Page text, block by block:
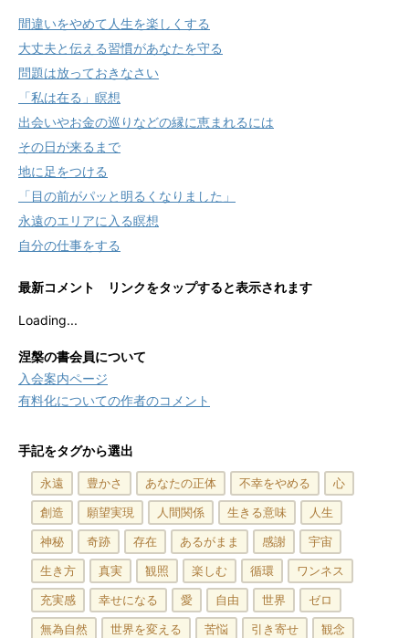
間違いをやめて人生を楽しくする
大丈夫と伝える習慣があなたを守る
問題は放っておきなさい
「私は在る」瞑想
出会いやお金の巡りなどの縁に恵まれるには
その日が来るまで
地に足をつける
「目の前がパッと明るくなりました」
永遠のエリアに入る瞑想
自分の仕事をする
最新コメント リンクをタップすると表示されます
Loading...
涅槃の書会員について
入会案内ページ
有料化についての作者のコメント
手記をタグから選出
永遠 豊かさ あなたの正体 不幸をやめる
心
創造
願望実現 人間関係 生きる意味
人生
神秘
奇跡 存在 あるがまま 感謝
宇宙
生き方
真実 観照 楽しむ 循環
ワンネス
充実感
幸せになる 愛 自由 世界
ゼロ
無為自然
世界を変える 苦悩 引き寄せ
観念